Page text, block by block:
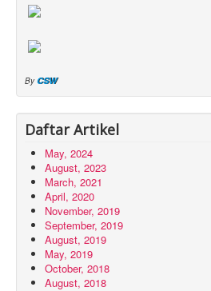
ByCSW
Daftar Artikel
May, 2024
August, 2023
March, 2021
April, 2020
November, 2019
September, 2019
August, 2019
May, 2019
October, 2018
August, 2018